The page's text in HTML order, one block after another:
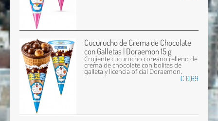
Cucurucho de Crema de Chocolate
con Galletas | Doraemon 15 g
Crujiente cucurucho coreano relleno de
crema de chocolate con bolitas de
galleta y licencia oficial Doraemon.
€ 0,69